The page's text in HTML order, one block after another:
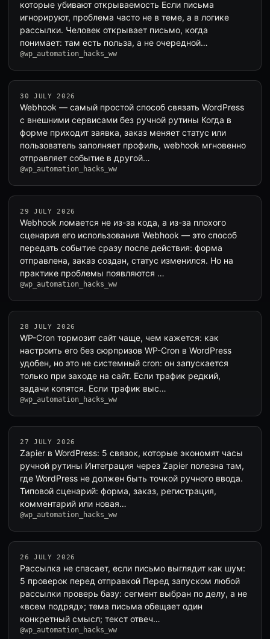
которые убивают открываемость Если письма
игнорируют, проблема часто не в теме, а в логике
рассылки. Человек открывает письмо, когда
понимает: там есть польза, а не очередной…
@wp_automation_hacks_ww
30 JULY 2026
Webhook — самый простой способ связать WordPress
с внешними сервисами без ручной рутины Когда в
форме приходит заявка, заказ меняет статус или
пользователь заполняет профиль, webhook мгновенно
отправляет событие в другой…
@wp_automation_hacks_ww
29 JULY 2026
Webhook ломается не из-за кода, а из-за плохого
сценария его использования Webhook — это способ
передать событие сразу после действия: форма
отправлена, заказ создан, статус изменился. Но на
практике проблемы появляются …
@wp_automation_hacks_ww
28 JULY 2026
WP-Cron тормозит сайт чаще, чем кажется: как
настроить его без сюрпризов WP-Cron в WordPress
удобен, но это не системный cron: он запускается
только при заходе на сайт. Если трафик редкий,
задачи копятся. Если трафик выс…
@wp_automation_hacks_ww
27 JULY 2026
Zapier в WordPress: 5 связок, которые экономят часы
ручной рутины Интеграция через Zapier полезна там,
где WordPress не должен быть точкой ручного ввода.
Типовой сценарий: форма, заказ, регистрация,
комментарий или новая…
@wp_automation_hacks_ww
26 JULY 2026
Рассылка не спасает, если письмо выглядит как шум:
5 проверок перед отправкой Перед запуском любой
рассылки проверь базу: сегмент выбран по делу, а не
«всем подряд»; тема письма обещает один
конкретный смысл; текст отвеч…
@wp_automation_hacks_ww